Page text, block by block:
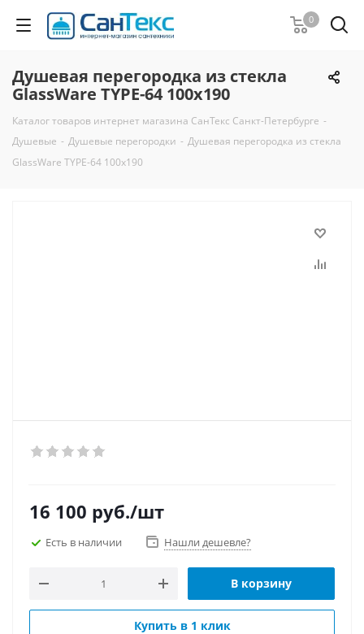
0
Душевая перегородка из стекла
GlassWare TYPE-64 100x190
Каталог товаров интернет магазина СанТекс Санкт-Петербурге -
Душевые - Душевые перегородки - Душевая перегородка из стекла
GlassWare TYPE-64 100x190
16 100 руб./шт
Есть в наличии Нашли дешевле?
В корзину
Купить в 1 клик